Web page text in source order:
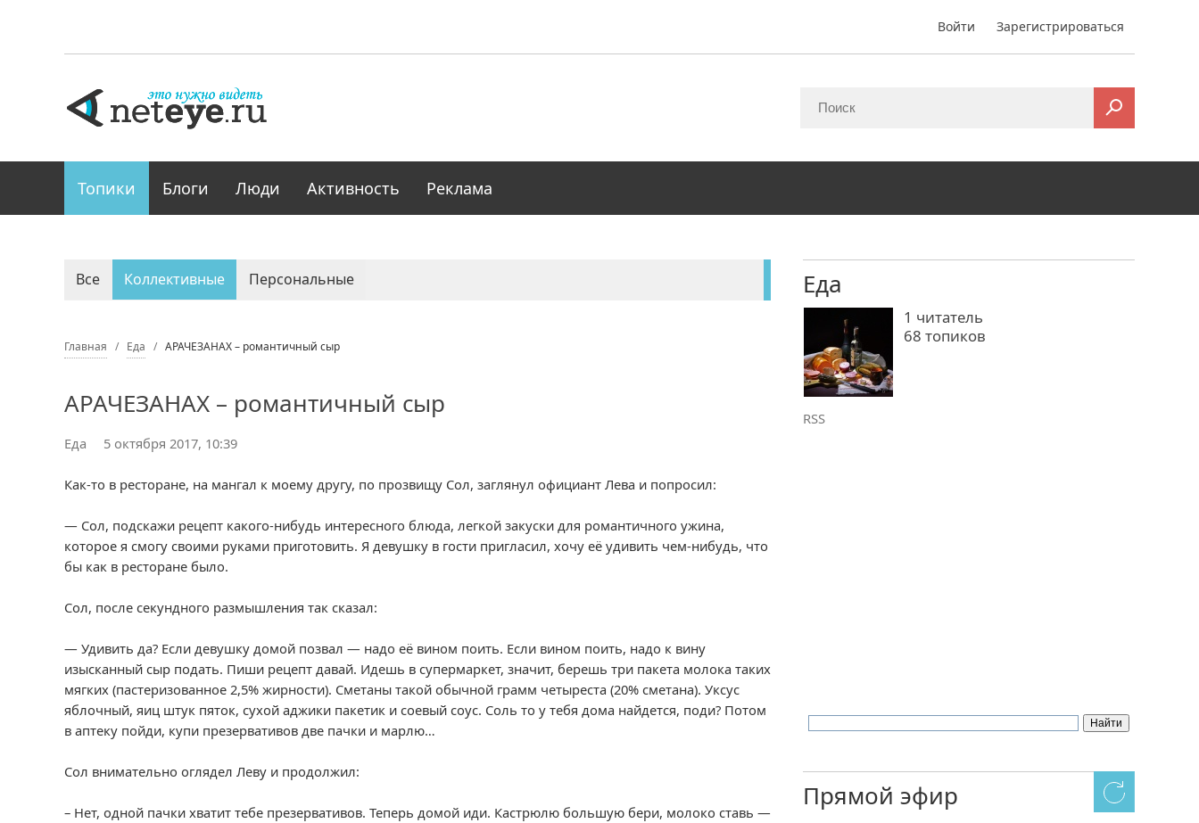
Войти Зарегистрироваться
Топики Блоги Люди Активность Реклама
Все Коллективные Персональные
Главная Еда АРАЧЕЗАНАХ – романтичный сыр
АРАЧЕЗАНАХ – романтичный сыр
Еда 5 октября 2017, 10:39
Как-то в ресторане, на мангал к моему другу, по прозвищу Сол, заглянул официант Лева и попросил:
— Сол, подскажи рецепт какого-нибудь интересного блюда, легкой закуски для романтичного ужина,
которое я смогу своими руками приготовить. Я девушку в гости пригласил, хочу её удивить чем-нибудь, что
бы как в ресторане было.
Сол, после секундного размышления так сказал:
— Удивить да? Если девушку домой позвал — надо её вином поить. Если вином поить, надо к вину
изысканный сыр подать. Пиши рецепт давай. Идешь в супермаркет, значит, берешь три пакета молока таких
мягких (пастеризованное 2,5% жирности). Сметаны такой обычной грамм четыреста (20% сметана). Уксус
яблочный, яиц штук пяток, сухой аджики пакетик и соевый соус. Соль то у тебя дома найдется, поди? Потом
в аптеку пойди, купи презервативов две пачки и марлю…
Сол внимательно оглядел Леву и продолжил:
– Нет, одной пачки хватит тебе презервативов. Теперь домой иди. Кастрюлю большую бери, молоко ставь —
Еда
1 читатель
68 топиков
RSS
Прямой эфир